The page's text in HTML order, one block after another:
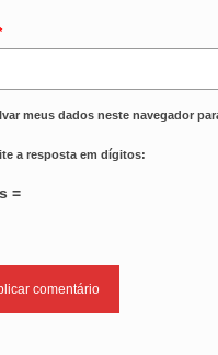
meus dados neste navegador
a resposta em dígitos:
=